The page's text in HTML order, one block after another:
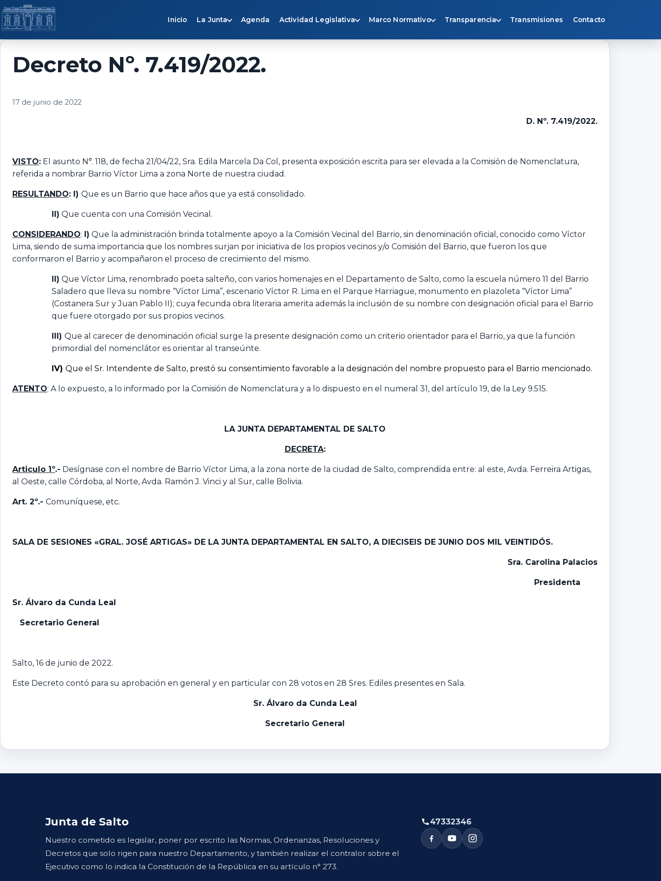
Saltar al contenido
Inicio La Junta Agenda Actividad Legislativa Marco Normativo Transparencia Transmisiones Contacto
Decreto Nº. 7.419/2022.
17 de junio de 2022
D. Nº. 7.419/2022.
VISTO: El asunto N°. 118, de fecha 21/04/22, Sra. Edila Marcela Da Col, presenta exposición escrita para ser elevada a la Comisión de Nomenclatura,
referida a nombrar Barrio Víctor Lima a zona Norte de nuestra ciudad.
RESULTANDO: I) Que es un Barrio que hace años que ya está consolidado.
II) Que cuenta con una Comisión Vecinal.
CONSIDERANDO: I) Que la administración brinda totalmente apoyo a la Comisión Vecinal del Barrio, sin denominación oficial, conocido como Víctor
Lima, siendo de suma importancia que los nombres surjan por iniciativa de los propios vecinos y/o Comisión del Barrio, que fueron los que
conformaron el Barrio y acompañaron el proceso de crecimiento del mismo.
II) Que Víctor Lima, renombrado poeta salteño, con varios homenajes en el Departamento de Salto, como la escuela número 11 del Barrio
Saladero que lleva su nombre “Víctor Lima”, escenario Víctor R. Lima en el Parque Harriague, monumento en plazoleta “Víctor Lima”
(Costanera Sur y Juan Pablo II); cuya fecunda obra literaria amerita además la inclusión de su nombre con designación oficial para el Barrio
que fuere otorgado por sus propios vecinos.
III) Que al carecer de denominación oficial surge la presente designación como un criterio orientador para el Barrio, ya que la función
primordial del nomenclátor es orientar al transeúnte.
IV) Que el Sr. Intendente de Salto, prestó su consentimiento favorable a la designación del nombre propuesto para el Barrio mencionado.
ATENTO: A lo expuesto, a lo informado por la Comisión de Nomenclatura y a lo dispuesto en el numeral 31, del artículo 19, de la Ley 9.515.
LA JUNTA DEPARTAMENTAL DE SALTO
DECRETA:
Articulo 1º.- Desígnase con el nombre de Barrio Víctor Lima, a la zona norte de la ciudad de Salto, comprendida entre: al este, Avda. Ferreira Artigas,
al Oeste, calle Córdoba, al Norte, Avda. Ramón J. Vinci y al Sur, calle Bolivia.
Art. 2º.- Comuníquese, etc.
SALA DE SESIONES «GRAL. JOSÉ ARTIGAS» DE LA JUNTA DEPARTAMENTAL EN SALTO, A DIECISEIS DE JUNIO DOS MIL VEINTIDÓS.
Sra. Carolina Palacios
Presidenta
Sr. Álvaro da Cunda Leal
Secretario General
Salto, 16 de junio de 2022.
Este Decreto contó para su aprobación en general y en particular con 28 votos en 28 Sres. Ediles presentes en Sala.
Sr. Álvaro da Cunda Leal
Secretario General
Junta de Salto
Nuestro cometido es legislar, poner por escrito las Normas, Ordenanzas, Resoluciones y
Decretos que solo rigen para nuestro Departamento, y también realizar el contralor sobre el
Ejecutivo como lo indica la Constitución de la República en su artículo n° 273.
47332346